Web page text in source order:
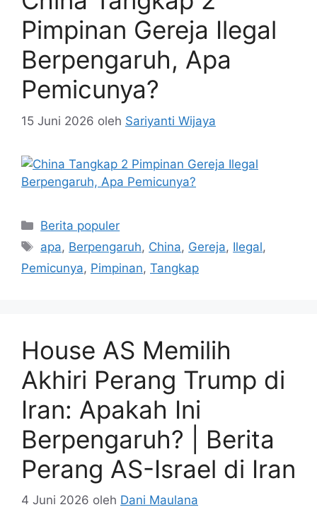
Pimpinan Gereja Ilegal
Berpengaruh, Apa
Pemicunya?
15 Juni 2026 oleh Sariyanti Wijaya
Kategori
Berita populer
Tag
apa, Berpengaruh, China, Gereja, Ilegal,
Pemicunya, Pimpinan, Tangkap
House AS Memilih
Akhiri Perang Trump di
Iran: Apakah Ini
Berpengaruh? | Berita
Perang AS-Israel di Iran
4 Juni 2026 oleh Dani Maulana